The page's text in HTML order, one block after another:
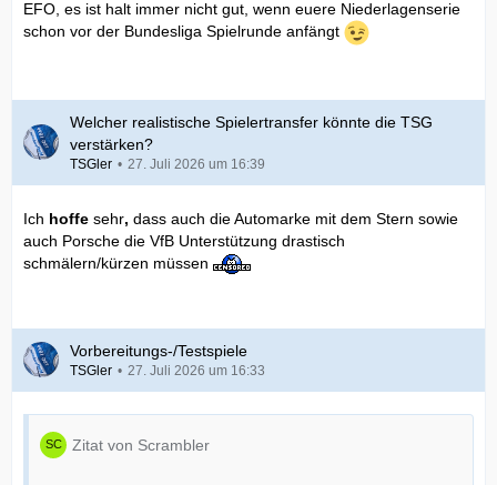
EFO, es ist halt immer nicht gut, wenn euere Niederlagenserie
schon vor der Bundesliga Spielrunde anfängt
Welcher realistische Spielertransfer könnte die TSG
verstärken?
TSGler 27. Juli 2026 um 16:39
Ich hoffe sehr, dass auch die Automarke mit dem Stern sowie
auch Porsche die VfB Unterstützung drastisch
schmälern/kürzen müssen
Vorbereitungs-/Testspiele
TSGler 27. Juli 2026 um 16:33
Zitat von Scrambler